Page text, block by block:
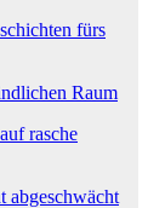
fürs
Raum
rasche
abgeschwächt